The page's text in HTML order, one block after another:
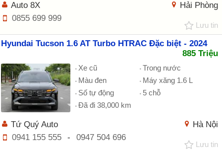
Hải Phòng
Auto 8X
0855 699 999
Lưu tin
Hyundai Tucson 1.6 AT Turbo HTRAC Đặc biệt - 2024
885 Triệu
Xe cũ
Trong nước
Màu đen
Máy xăng 1.6 L
Số tự động
5 chỗ
Đã đi 38,000 km
Hà Nội
Tứ Quý Auto
0941 155 555
- 0947 504 696
Lưu tin